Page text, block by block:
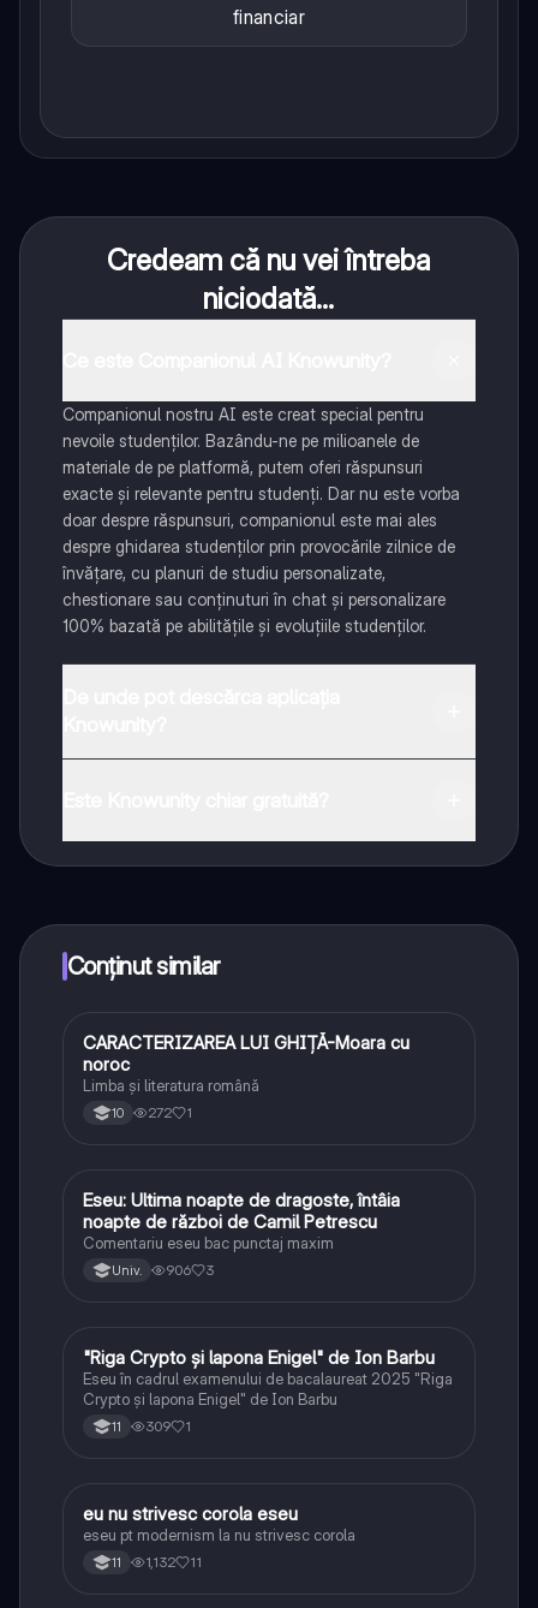
financiar
Credeam că nu vei întreba
niciodată...
Companionul nostru AI este creat special pentru
nevoile studenților. Bazându-ne pe milioanele de
materiale de pe platformă, putem oferi răspunsuri
exacte și relevante pentru studenți. Dar nu este vorba
doar despre răspunsuri, companionul este mai ales
despre ghidarea studenților prin provocările zilnice de
învățare, cu planuri de studiu personalizate,
chestionare sau conținuturi în chat și personalizare
100% bazată pe abilitățile și evoluțiile studenților.
Conținut similar
Limba și literatura română
CARACTERIZAREA LUI GHIȚĂ-Moara cu
noroc
Limba și literatura română
10 272 1
Limba și literatura română
Eseu: Ultima noapte de dragoste, întâia
noapte de război de Camil Petrescu
Comentariu eseu bac punctaj maxim
Univ. 906 3
Limba și literatura română
"Riga Crypto și lapona Enigel" de Ion Barbu
Eseu în cadrul examenului de bacalaureat 2025 "Riga
Crypto și lapona Enigel" de Ion Barbu
11 309 1
Limba și literatura română
eu nu strivesc corola eseu
eseu pt modernism la nu strivesc corola
11 1,132 11